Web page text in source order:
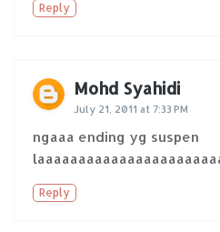
Reply
Mohd Syahidi
July 21, 2011 at 7:33 PM
ngaaa ending yg suspen
Reply